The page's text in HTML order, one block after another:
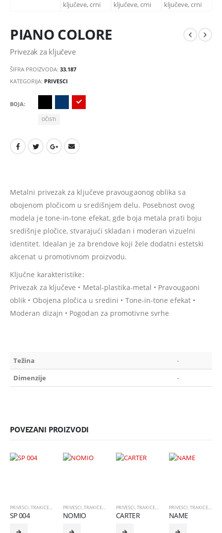
PIANO COLORE
Privezak za ključeve
ŠIFRA PROIZVODA: 33.187
KATEGORIJA: PRIVESCI
BOJA
OČISTI
Metalni privezak za ključeve pravougaonog oblika sa
obojenom pločicom u središnjem delu. Posebnost ovog
modela je tone-in-tone efekat, gde boja metala prati boju
središnje pločice, stvarajući skladan i moderan vizuelni
identitet. Idealan je za brendove koji žele dodatni estetski
akcenat u promotivnom proizvodu.
Ključne karakteristike:
Privezak za ključeve • Metal-plastika-metal • Pravougaoni
oblik • Obojena pločica u sredini • Tone-in-tone efekat •
Moderan dizajn • Pogodan za promotivne svrhe
Težina
-
Dimenzije
-
POVEZANI PROIZVODI
PRIVESCI,TRAKICE I ELEMENTI
SP 004
PRIVESCI,TRAKICE I ELEMENTI
NOMIO
PRIVESCI,TRAKICE I ELEMENTI
CARTER
PRIVESCI,TRAKICE I ELEMENTI
NAME